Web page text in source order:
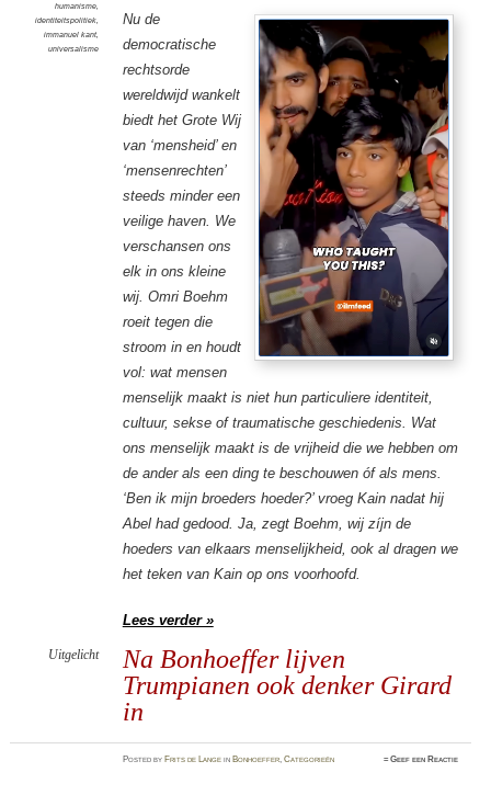
humanisme,
identiteitspolitiek,
immanuel kant,
universalisme
Nu de
democratische
rechtsorde
wereldwijd wankelt
biedt het Grote Wij
van ‘mensheid’ en
‘mensenrechten’
steeds minder een
veilige haven. We
verschansen ons
elk in ons kleine
wij. Omri Boehm
roeit tegen die
stroom in en houdt
vol: wat mensen
menselijk maakt is niet hun particuliere identiteit,
cultuur, sekse of traumatische geschiedenis. Wat
ons menselijk maakt is de vrijheid die we hebben om
de ander als een ding te beschouwen óf als mens.
‘Ben ik mijn broeders hoeder?’ vroeg Kain nadat hij
Abel had gedood. Ja, zegt Boehm, wij zíjn de
hoeders van elkaars menselijkheid, ook al dragen we
het teken van Kain op ons voorhoofd.
Lees verder »
Na Bonhoeffer lijven
Trumpianen ook denker Girard
in
Uitgelicht
Postedby Frits de Lange in Bonhoeffer,Categorieën ≈Geef een Reactie